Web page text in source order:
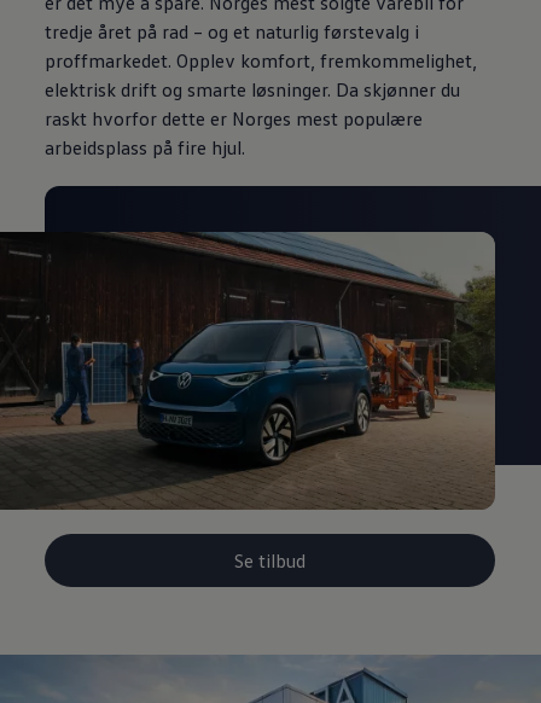
tredje året på rad – og et naturlig førstevalg i
proffmarkedet. Opplev komfort, fremkommelighet,
elektrisk drift og smarte løsninger. Da skjønner du
raskt hvorfor dette er Norges mest populære
arbeidsplass på fire hjul.
Se tilbud